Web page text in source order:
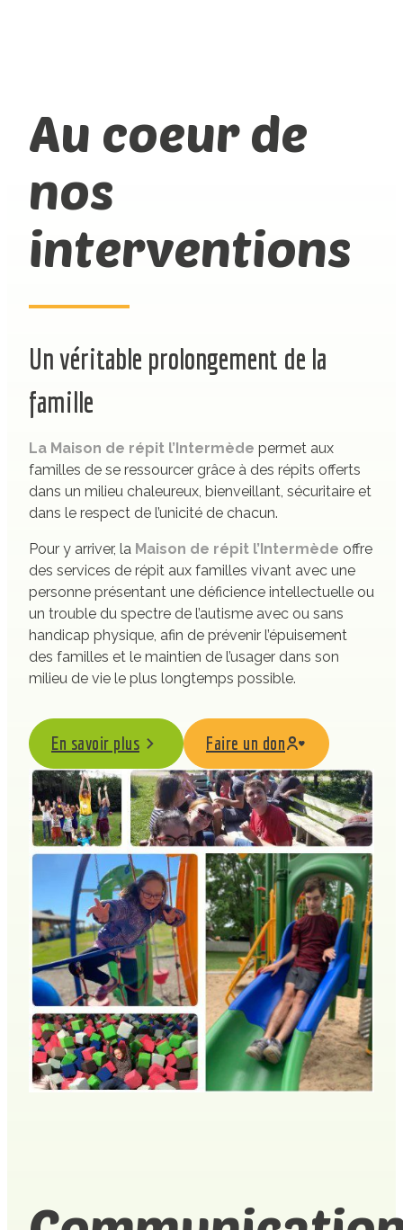
Au coeur de
nos
interventions
Un véritable prolongement de la
famille
La Maison de répit l’Intermède permet aux
familles de se ressourcer grâce à des répits offerts
dans un milieu chaleureux, bienveillant, sécuritaire et
dans le respect de l’unicité de chacun.
Pour y arriver, la Maison de répit l’Intermède offre
des services de répit aux familles vivant avec une
personne présentant une déficience intellectuelle ou
un trouble du spectre de l’autisme avec ou sans
handicap physique, afin de prévenir l’épuisement
des familles et le maintien de l’usager dans son
milieu de vie le plus longtemps possible.
En savoir plus Faire un don